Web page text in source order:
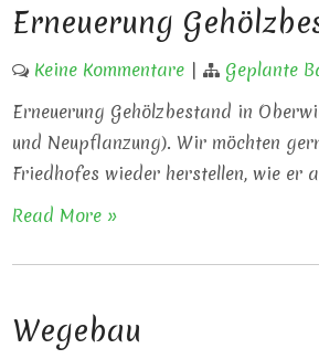
Erneuerung
Keine Kommentare |
Geplante
Erneuerung Gehölzbestand in
und Neupflanzung). Wir möchten
Friedhofes wieder herstellen, wie er
Read More »
Wegebau